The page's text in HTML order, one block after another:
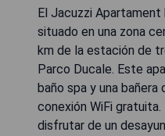
El Jacuzzi
situado en una zona
km de la estación de
Parco Ducale. Este
baño spa y una bañera
conexión WiFi
disfrutar de un